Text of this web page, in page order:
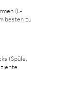
(L-
besten zu
(Spüle,